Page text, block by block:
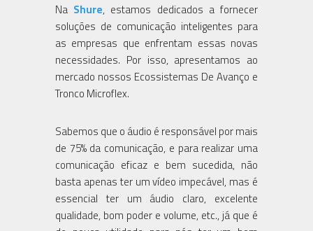
Na Shure, estamos dedicados a fornecer
soluções de comunicação inteligentes para
as empresas que enfrentam essas novas
necessidades. Por isso, apresentamos ao
mercado nossos Ecossistemas De Avanço e
Tronco Microflex.
Sabemos que o áudio é responsável por mais
de 75% da comunicação, e para realizar uma
comunicação eficaz e bem sucedida, não
basta apenas ter um vídeo impecável, mas é
essencial ter um áudio claro, excelente
qualidade, bom poder e volume, etc., já que é